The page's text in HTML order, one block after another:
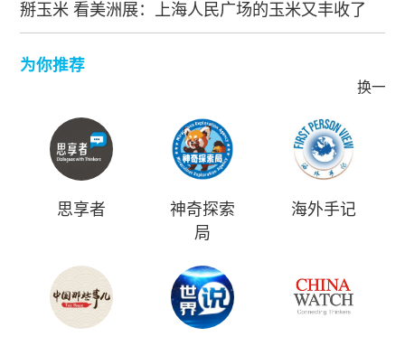
掰玉米 看美洲展：上海人民广场的玉米又丰收了
为你推荐
换一批
思享者
神奇探索
局
海外手记